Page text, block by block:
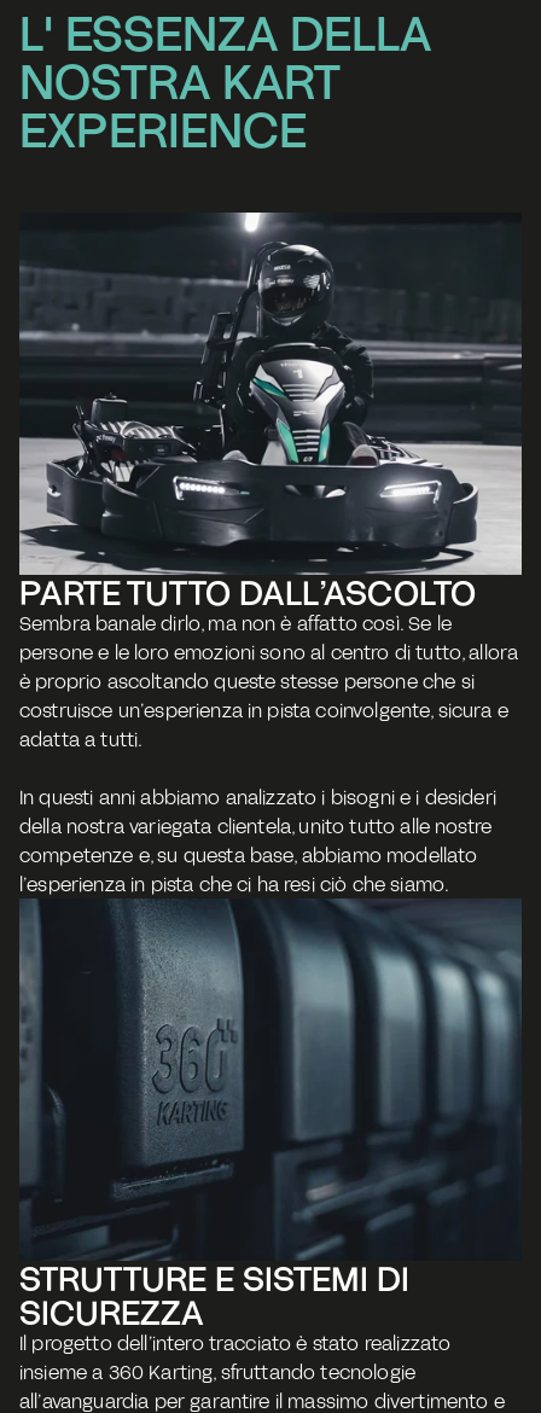
L' ESSENZA DELLA
NOSTRA KART
EXPERIENCE
PARTE TUTTO DALL’ASCOLTO
Sembra banale dirlo, ma non è affatto così. Se le
persone e le loro emozioni sono al centro di tutto, allora
è proprio ascoltando queste stesse persone che si
costruisce un’esperienza in pista coinvolgente, sicura e
adatta a tutti.
​In questi anni abbiamo analizzato i bisogni e i desideri
della nostra variegata clientela, unito tutto alle nostre
competenze e, su questa base, abbiamo modellato
l’esperienza in pista che ci ha resi ciò che siamo.
STRUTTURE E SISTEMI DI
SICUREZZA
Il progetto dell’intero tracciato è stato realizzato
insieme a 360 Karting, sfruttando tecnologie
all’avanguardia per garantire il massimo divertimento e